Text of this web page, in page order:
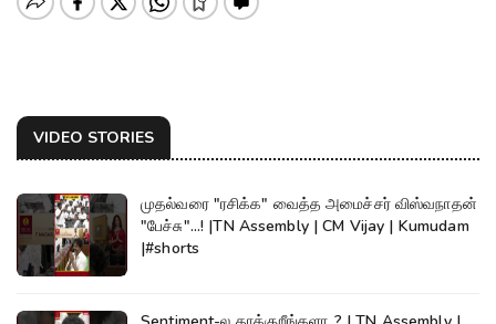
VIDEO STORIES
முதல்வரை "ரசிக்க" வைத்த அமைச்சர் விஸ்வநாதன்
"பேச்சு"...! |TN Assembly | CM Vijay | Kumudam
|#shorts